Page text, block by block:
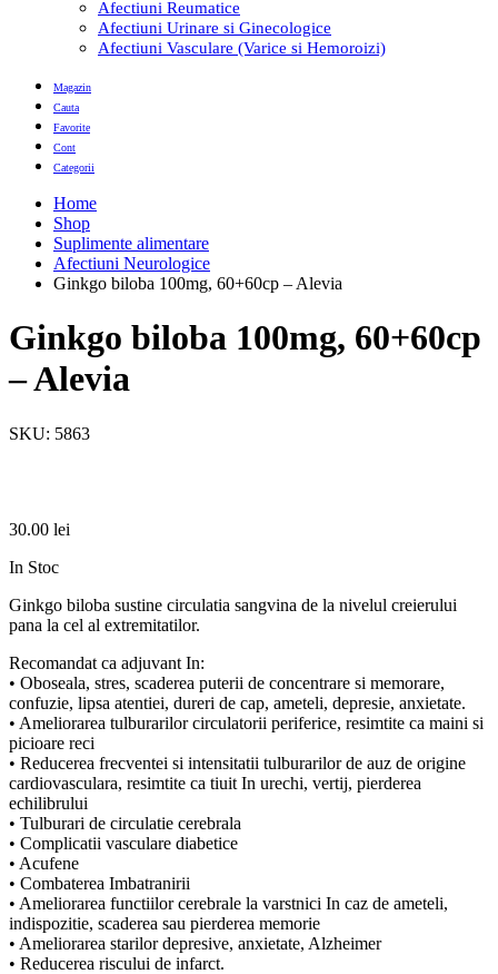
Afectiuni Reumatice
Afectiuni Urinare si Ginecologice
Afectiuni Vasculare (Varice si Hemoroizi)
Magazin
Cauta
Favorite
Cont
Categorii
Home
Shop
Suplimente alimentare
Afectiuni Neurologice
Ginkgo biloba 100mg, 60+60cp – Alevia
Ginkgo biloba 100mg, 60+60cp
– Alevia
SKU: 5863
30.00 lei
In Stoc
Ginkgo biloba sustine circulatia sangvina de la nivelul creierului
pana la cel al extremitatilor.
Recomandat ca adjuvant In:
• Oboseala, stres, scaderea puterii de concentrare si memorare,
confuzie, lipsa atentiei, dureri de cap, ameteli, depresie, anxietate.
• Ameliorarea tulburarilor circulatorii periferice, resimtite ca maini si
picioare reci
• Reducerea frecventei si intensitatii tulburarilor de auz de origine
cardiovasculara, resimtite ca tiuit In urechi, vertij, pierderea
echilibrului
• Tulburari de circulatie cerebrala
• Complicatii vasculare diabetice
• Acufene
• Combaterea Imbatranirii
• Ameliorarea functiilor cerebrale la varstnici In caz de ameteli,
indispozitie, scaderea sau pierderea memorie
• Ameliorarea starilor depresive, anxietate, Alzheimer
• Reducerea riscului de infarct.